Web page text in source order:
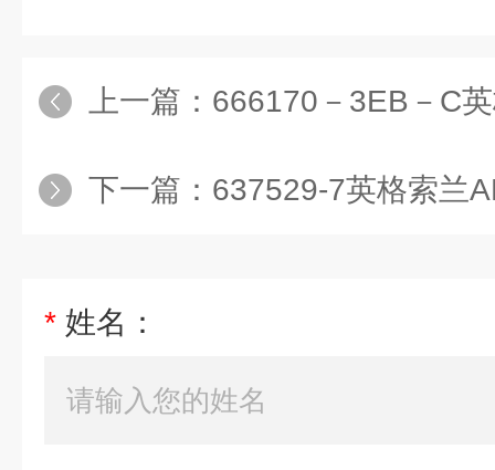
上一篇： 666170－3EB－C英格索
下一篇： 637529-7英格索兰ARO气
* 姓名：